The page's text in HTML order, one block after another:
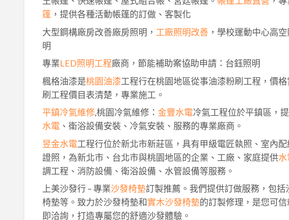
篷，提供各種活動帳篷的訂做、客製化
大型鋼構廠房改善廠房照明， 工廠照明改善，學校運動中心高
明
專業LED照明工程廠商，節能補助案協助申請：台鈺照明
楓格油漆是桃園油漆工程行在桃園地區從事油漆粉刷工程，價
刷工程價目表清楚，專業施工。
平鎮冷氣維修,桃園冷氣維修： 金豐水電冷氣工程位於平鎮區，
水電、衛浴設備安裝、冷氣安裝、服務的專業廠商。
昱金水電工程行位於新北市新莊區，具有甲級電匠執照、室內
證照，為新北市、台北市與桃園地區的企業、工廠、家庭提供水
調工程、消防設備、衛浴設備、水管設備等服務。
上美沙發行 – 專業沙發椅墊訂製推薦。我們提供訂做服務，包
椅墊等。致力於沙發椅墊和實木沙發椅墊的訂製修理，是您可
即洽詢，打造專屬您的舒適沙發體驗。